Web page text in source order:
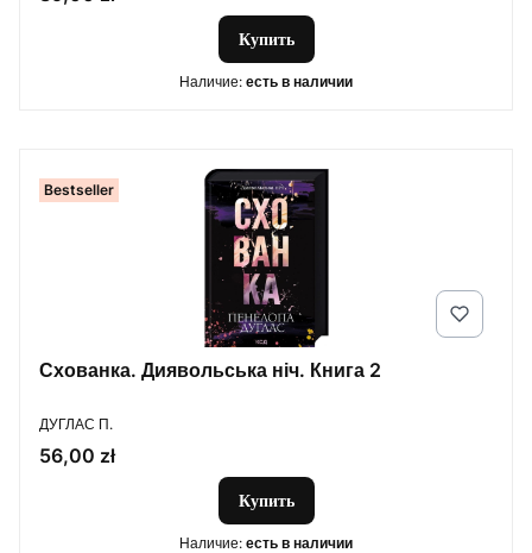
Купить
Наличие: есть в наличии
Bestseller
Схованка. Диявольська ніч. Книга 2
ПРОИЗВОДИТЕЛЬ
ДУГЛАС П.
Цена
56,00 zł
Купить
Наличие: есть в наличии